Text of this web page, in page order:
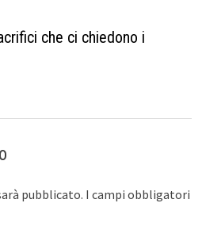
che ci chiedono i
pubblicato. I campi obbligatori